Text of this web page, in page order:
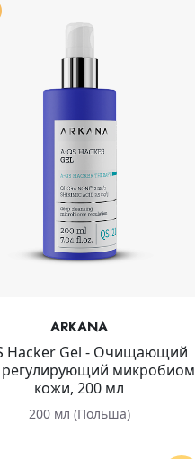
ARKANA
Hacker Gel - Очищающий
регулирующий микробиом
кожи, 200 мл
200 мл (Польша)